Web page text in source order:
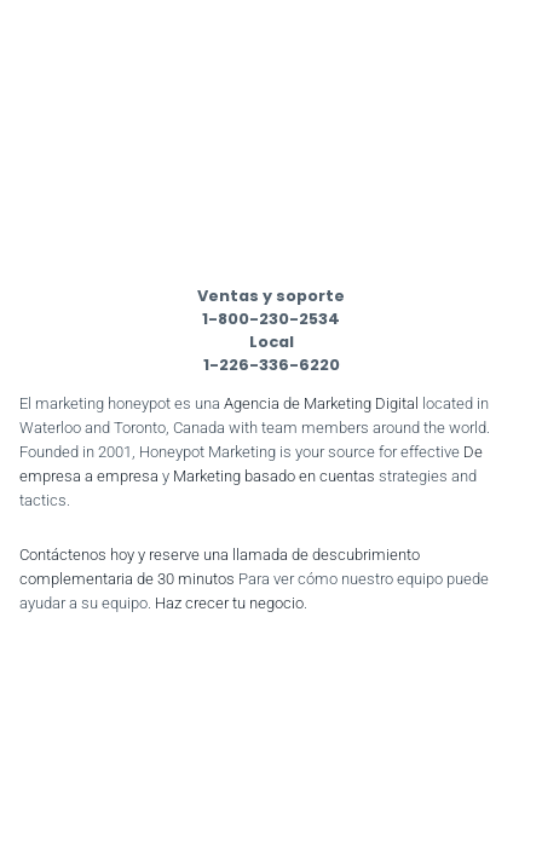
Ventas y soporte
1-800-230-2534
Local
1-226-336-6220
El marketing honeypot es una Agencia de Marketing Digital located in
Waterloo and Toronto, Canada with team members around the world.
Founded in 2001, Honeypot Marketing is your source for effective De
empresa a empresa y Marketing basado en cuentas strategies and
tactics.
Contáctenos hoy y reserve una llamada de descubrimiento
complementaria de 30 minutos Para ver cómo nuestro equipo puede
ayudar a su equipo. Haz crecer tu negocio.